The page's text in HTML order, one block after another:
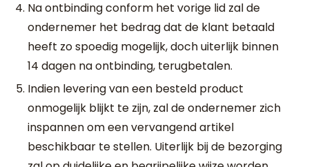
Na ontbinding conform het vorige lid zal de
ondernemer het bedrag dat de klant betaald
heeft zo spoedig mogelijk, doch uiterlijk binnen
14 dagen na ontbinding, terugbetalen.
Indien levering van een besteld product
onmogelijk blijkt te zijn, zal de ondernemer zich
inspannen om een vervangend artikel
beschikbaar te stellen. Uiterlijk bij de bezorging